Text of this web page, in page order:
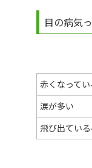
目の病気
赤くなって
涙が多い
飛び出てい